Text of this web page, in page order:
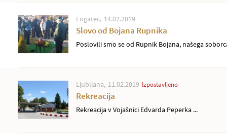
Logatec 14.02.2019
Slovo od Bojana Rupnika
Poslovili smo se od Rupnik Bojana, našega
Ljubljana 11.02.2019 Izpostavljeno
Rekreacija
Rekreacija v Vojašnici Edvarda Peperka ...